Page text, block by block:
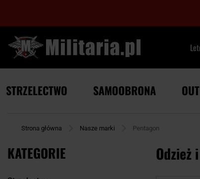
STRZELECTWO SAMOOBRONA
Strona główna Nasze marki Pentagon
Odzież
KATEGORIE